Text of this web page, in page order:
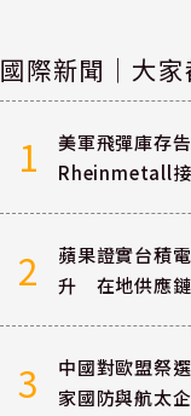
國際新聞｜大
1
美軍飛彈庫存
Rheinmetall
2
蘋果證實台積
升 在地供應鏈
3
中國對歐盟祭
家國防與航太